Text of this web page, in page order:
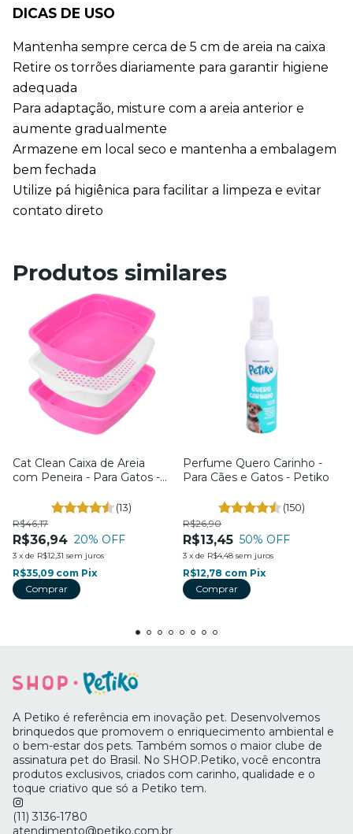
DICAS DE USO
Mantenha sempre cerca de 5 cm de areia na caixa
Retire os torrões diariamente para garantir higiene
adequada
Para adaptação, misture com a areia anterior e
aumente gradualmente
Armazene em local seco e mantenha a embalagem
bem fechada
Utilize pá higiênica para facilitar a limpeza e evitar
contato direto
Produtos similares
Cat Clean Caixa de Areia
com Peneira - Para Gatos -
(13)
R$36,94
R$46,17
20% OFF
3 x de R$12,31 sem juros
R$35,09 com Pix
Comprar
Perfume Quero Carinho -
Para Cães e Gatos - Petiko
(150)
R$13,45
R$26,90
50% OFF
3 x de R$4,48 sem juros
R$12,78 com Pix
A Petiko é referência em inovação pet. Desenvolvemos
brinquedos que promovem o enriquecimento ambiental e
o bem-estar dos pets. Também somos o maior clube de
assinatura pet do Brasil. No SHOP.Petiko, você encontra
produtos exclusivos, criados com carinho, qualidade e o
toque criativo que só a Petiko tem.
(11) 3136-1780
atendimento@petiko.com.br